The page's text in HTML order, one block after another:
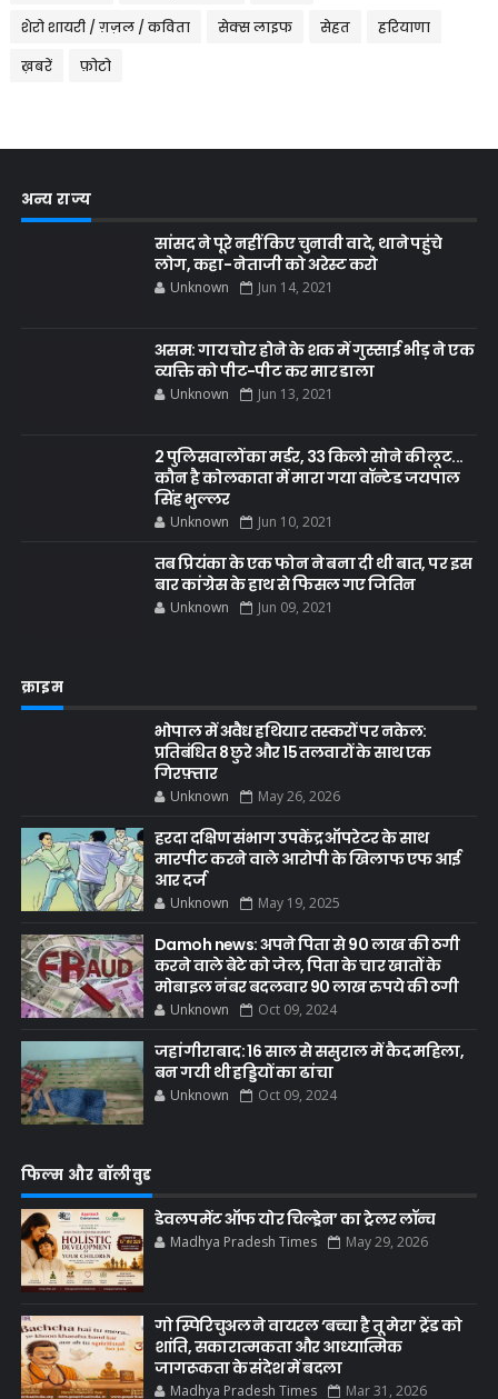
शेरो शायरी / ग़ज़ल / कविता सेक्स लाइफ सेहत हरियाणा
ख़बरें फ़ोटो
अन्य राज्य
सांसद ने पूरे नहीं किए चुनावी वादे, थाने पहुंचे
लोग, कहा- नेताजी को अरेस्ट करो
Unknown Jun 14, 2021
असम: गाय चोर होने के शक में गुस्साई भीड़ ने एक
व्यक्ति को पीट-पीट कर मार डाला
Unknown Jun 13, 2021
2 पुलिसवालों का मर्डर, 33 किलो सोने की लूट...
कौन है कोलकाता में मारा गया वॉन्टेड जयपाल
सिंह भुल्लर
Unknown Jun 10, 2021
तब प्रियंका के एक फोन ने बना दी थी बात, पर इस
बार कांग्रेस के हाथ से फिसल गए जितिन
Unknown Jun 09, 2021
क्राइम
भोपाल में अवैध हथियार तस्करों पर नकेल:
प्रतिबंधित 8 छुरे और 15 तलवारों के साथ एक
गिरफ़्तार
Unknown May 26, 2026
हरदा दक्षिण संभाग उपकेंद्र ऑपरेटर के साथ
मारपीट करने वाले आरोपी के खिलाफ एफ आई
आर दर्ज
Unknown May 19, 2025
Damoh news: अपने पिता से 90 लाख की ठगी
करने वाले बेटे को जेल, पिता के चार खातों के
मोबाइल नंबर बदलवार 90 लाख रुपये की ठगी
Unknown Oct 09, 2024
जहांगीराबाद: 16 साल से ससुराल में कैद महिला,
बन गयी थी हड्डियों का ढांचा
Unknown Oct 09, 2024
फिल्म और बॉलीवुड
डेवलपमेंट ऑफ योर चिल्ड्रेन’ का ट्रेलर लॉन्च
Madhya Pradesh Times May 29, 2026
गो स्पिरिचुअल ने वायरल ‘बच्चा है तू मेरा’ ट्रेंड को
शांति, सकारात्मकता और आध्यात्मिक
जागरूकता के संदेश में बदला
Madhya Pradesh Times Mar 31, 2026